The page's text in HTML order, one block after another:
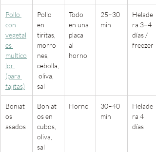
Pollo
con
vegetal
es
multico
lor
(para
fajitas)
Pollo
en
tiritas,
morro
nes,
cebolla,
oliva,
sal
Todo
en una
placa
al
horno
25–30
min
Helade
ra 3–4
días /
freezer
Boniat
os
asados
Boniat
os en
cubos,
oliva,
sal
Horno
30–40
min
Helade
ra 4
días